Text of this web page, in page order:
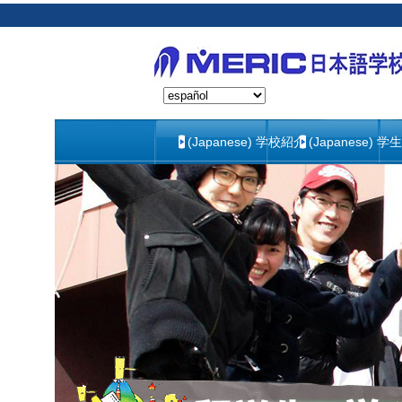
(Japanese) 学校紹介 (Japanese) 学